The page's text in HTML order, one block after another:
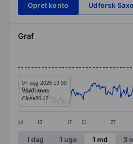
Opret konto
Udforsk
Graf
Line chart with 299 data
The chart has 1 X axis
The chart has 1 Y axis
jul 13 17 21 27
07-aug-2026 19:30
VSAT:xnas
Close80,42
End of interactive chart.
I dag 1 uge 1 md 3